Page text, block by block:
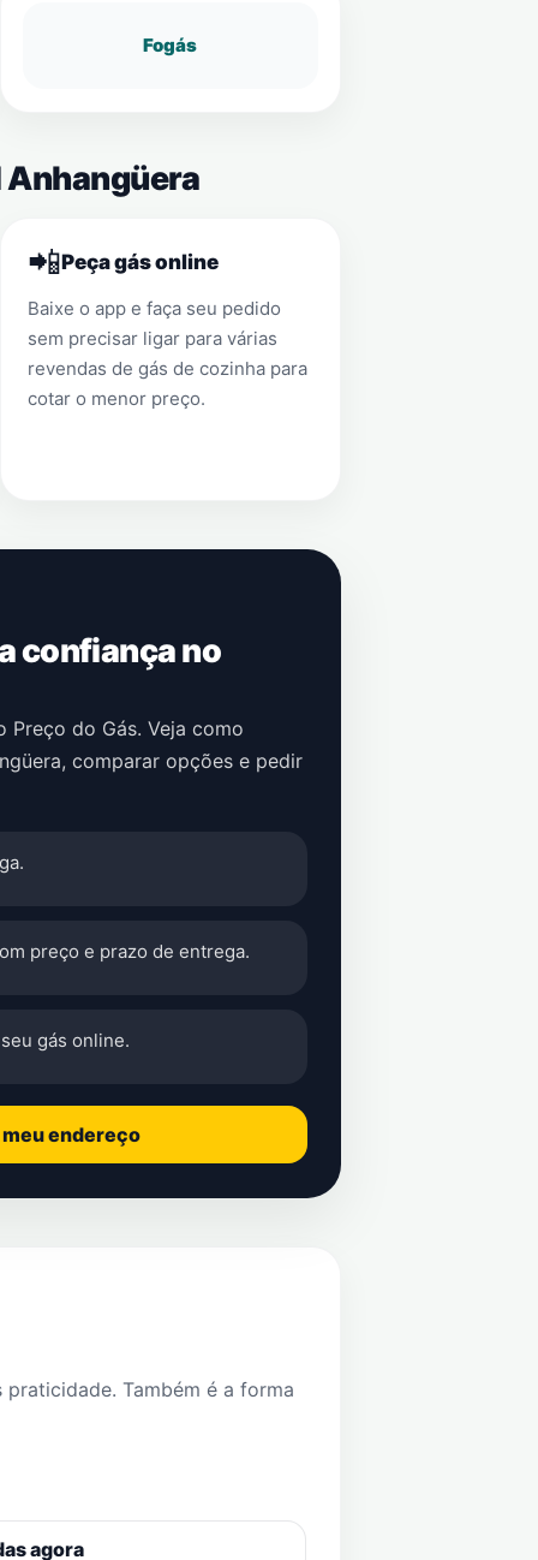
Fogás
Anhangüera
📲Peça gás online
Baixe o app e faça seu pedido
sem precisar ligar para várias
revendas de gás de cozinha para
cotar o menor preço.
confiança no
do Gás. Veja como
, comparar opções e pedir
preço e prazo de entrega.
gás online.
endereço
Também é a forma
agora